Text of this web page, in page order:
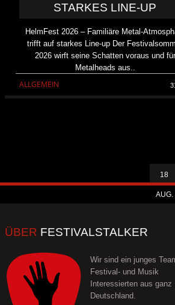
STARKES LINE-UP
HelmFest 2026 – Familiäre Metal-
trifft auf starkes Line-up Der
2026 wirft seine Schatten voraus und für
Metalheads aus..
ALLGEMEIN
ALLGEMEIN
18
AUG.
ÜBER FESTIVALSTALKER
Wir sind ein junges
Festival- und Musik
Interessierten aus ganz
Deutschland.